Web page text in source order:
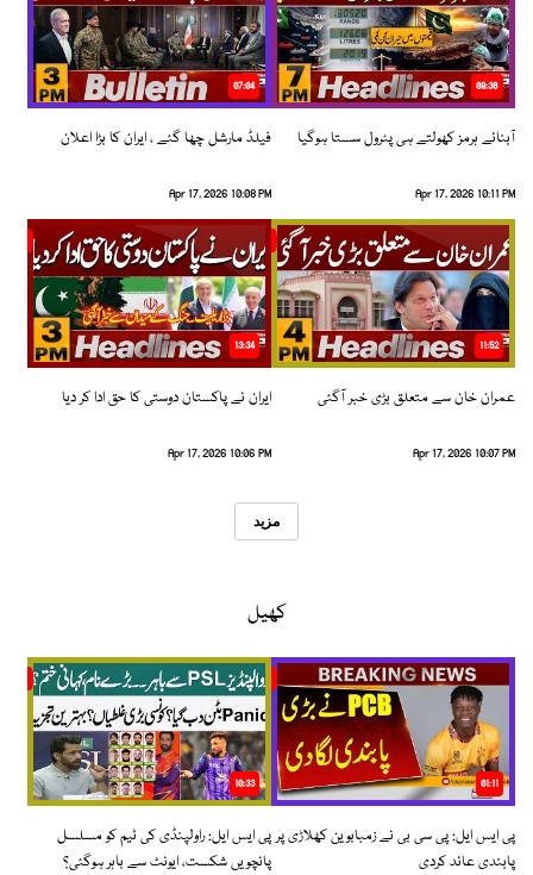
08:36
آبنائے ہرمز کھولتے ہی پٹرول سستا ہوگیا
Apr 17, 2026 10:11 PM
07:04
فیلڈ مارشل چھا گئے ، ایران کا بڑا اعلان
Apr 17, 2026 10:08 PM
11:52
عمران خان سے متعلق بڑی خبر آگئی
Apr 17, 2026 10:07 PM
13:34
ایران نے پاکستان دوستی کا حق ادا کر دیا
Apr 17, 2026 10:06 PM
مزید
کھیل
01:11
پی ایس ایل: پی سی بی نے زمبابوین کھلاڑی پر
پابندی عائد کردی
10:33
پی ایس ایل: راولپنڈی کی ٹیم کو مسلسل
پانچویں شکست، ایونٹ سے باہر ہوگئی؟